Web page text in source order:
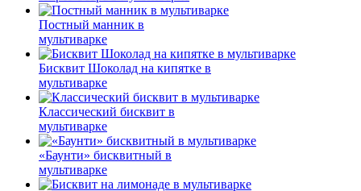
Постный манник в
мультиварке
Бисквит Шоколад на кипятке в
мультиварке
Классический бисквит в
мультиварке
«Баунти» бисквитный в
мультиварке